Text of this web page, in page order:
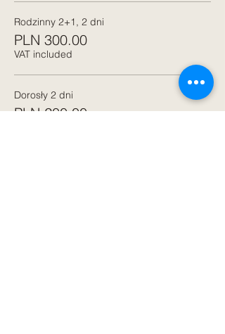
Rodzinny 2+1, 2 dni
PLN 300.00
VAT included
Dorosły 2 dni
PLN 200.00